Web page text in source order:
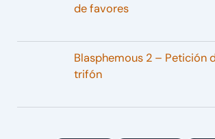
de favores
Blasphemous 2 – Petición
trifón